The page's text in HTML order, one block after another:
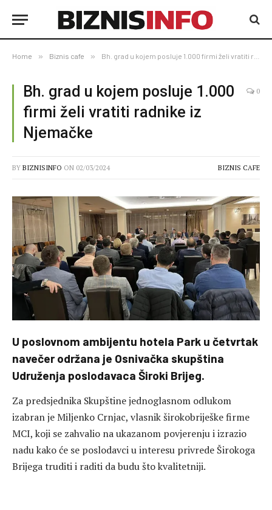
Home » Biznis cafe » Bh. grad u kojem posluje 1.000 firmi želi vratiti radnike iz Njemačke
Bh. grad u kojem posluje 1.000
firmi želi vratiti radnike iz
Njemačke
0
BY BIZNISINFO ON 02/03/2024 BIZNIS CAFE
U poslovnom ambijentu hotela Park u četvrtak
navečer održana je Osnivačka skupština
Udruženja poslodavaca Široki Brijeg.
Za predsjednika Skupštine jednoglasnom odlukom
izabran je Miljenko Crnjac, vlasnik širokobriješke firme
MCI, koji se zahvalio na ukazanom povjerenju i izrazio
nadu kako će se poslodavci u interesu privrede Širokoga
Brijega truditi i raditi da budu što kvalitetniji.